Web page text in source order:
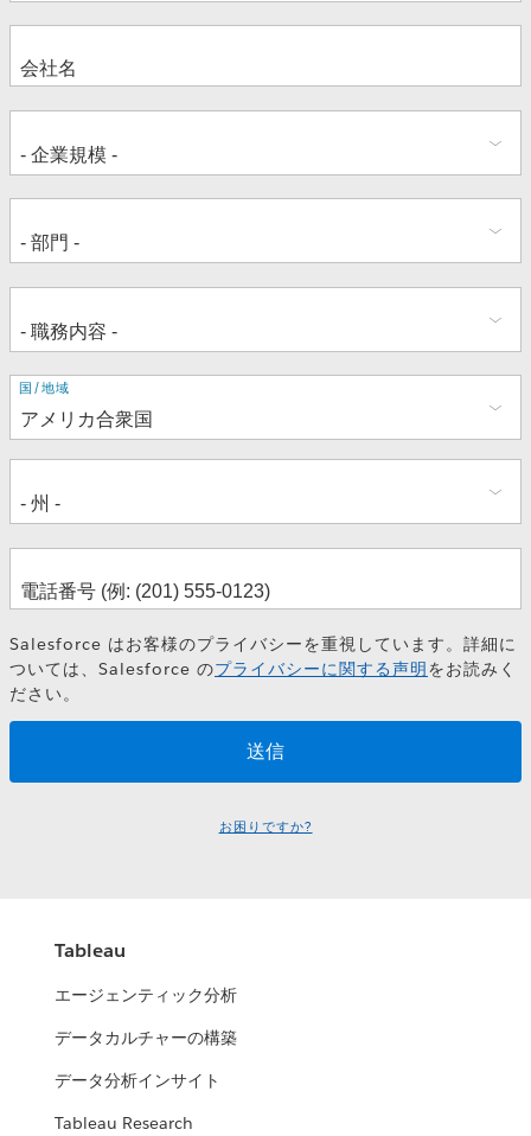
住
所
国/地域
Salesforce はお客様のプライバシーを重視しています。詳細に
ついては、Salesforce のプライバシーに関する声明をお読みく
ださい。
お困りですか?
Tableau
エージェンティック分析
データカルチャーの構築
データ分析インサイト
Tableau Research